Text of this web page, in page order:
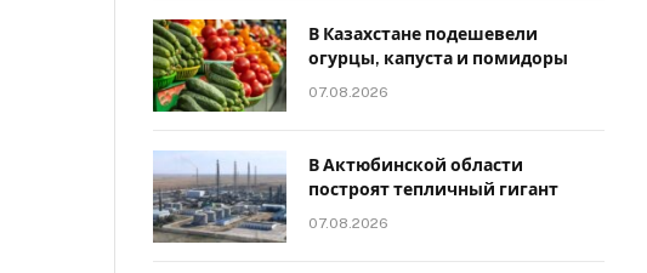
В Казахстане подешевели
огурцы, капуста и помидоры
07.08.2026
В Актюбинской области
построят тепличный гигант
07.08.2026